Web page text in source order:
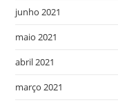
junho 2021
maio 2021
abril 2021
março 2021